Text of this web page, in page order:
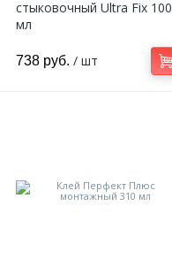
стыковочный Ultra Fix 100
мл
738 руб. / шт